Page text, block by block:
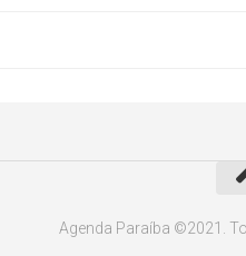
Agenda Paraíba ©2021.